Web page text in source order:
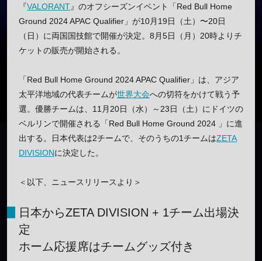
『VALORANT』のオフシーズンイベント「Red Bull Home
Ground 2024 APAC Qualifier」が10月19日（土）〜20日
（日）に両国国技館で開催が決定。8月5日（月）20時よりチ
ケットの販売が開始される。
「Red Bull Home Ground 2024 APAC Qualifier」は、アジア
太平洋地域の代表チームが世界大会への切符をかけて戦う予
選。優勝チームは、11月20日（水）～23日（土）にドイツの
ベルリンで開催される「Red Bull Home Ground 2024 」に進
出する。日本代表は2チームで、そのうちの1チームはZETA
DIVISIONに決定した。
＜以下、ニュースリリースより＞
日本からZETA DIVISION + 1チーム出場決
定
ホーム応援席はチームグッズ付き